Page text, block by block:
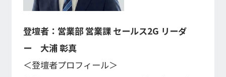
登壇者：営業部 営業課 セールス2G リーダ
ー 大浦 彰真
＜登壇者プロフィール＞